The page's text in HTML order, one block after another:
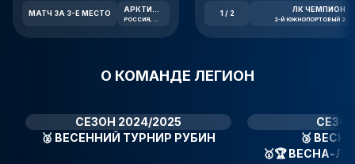
МАТЧ ЗА 3-Е МЕСТО 1 / 2 ЛК ЧЕМПИОН
2-Й ЮЖНОПОРТОВЫЙ 2
О КОМАНДЕ ЛЕГИОН
СЕЗОН 2024/2025
🥈 ВЕСЕННИЙ ТУРНИР РУБИН
🥉 ВЕСНА
🥇🏆ВЕСНА-